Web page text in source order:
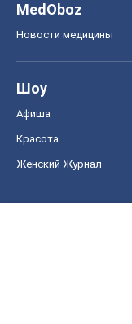
MedOboz
Новости медицины
Шоу
Афиша
Красота
Женский Журнал